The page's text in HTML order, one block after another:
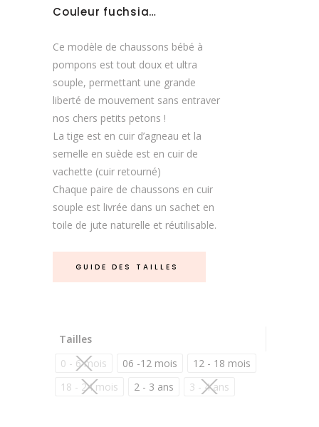
Couleur fuchsia…
Ce modèle de chaussons bébé à
pompons est tout doux et ultra
souple, permettant une grande
liberté de mouvement sans entraver
nos chers petits petons !
La tige est en cuir d’agneau et la
semelle en suède est en cuir de
vachette (cuir retourné)
Chaque paire de chaussons en cuir
souple est livrée dans un sachet en
toile de jute naturelle et réutilisable.
GUIDE DES TAILLES
Tailles
0 - 6 mois
06 -12 mois
12 - 18 mois
18 - 24 mois
2 - 3 ans 3 - 4 ans